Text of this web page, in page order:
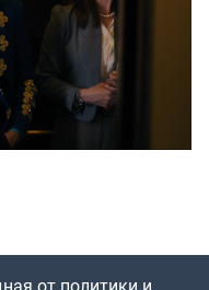
от политики и